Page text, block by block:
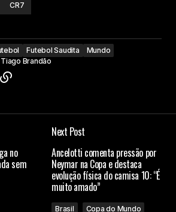
CR7
Futebol Saudita
Mundo
Tiago Brandão
no
sem
Next Post
Ancelotti comenta pressão por
Neymar na Copa e destaca
evolução física do camisa 10: “É
muito amado”
Brasil Copa do Mundo